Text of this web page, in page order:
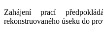
Zahájení prací
rekonstruovaného úseku do